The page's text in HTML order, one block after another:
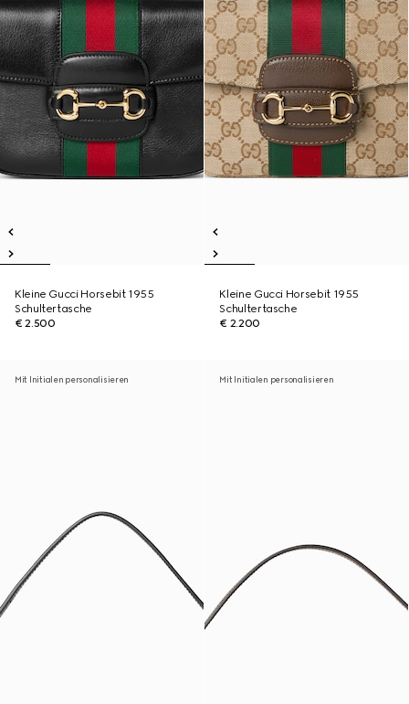
Kleine Gucci Horsebit 1955
Schultertasche
€ 2.500
Kleine Gucci Horsebit 1955
Schultertasche
€ 2.200
Mit Initialen personalisieren Mit Initialen personalisieren